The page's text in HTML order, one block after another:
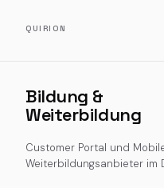
QUIRION
Bildung &
Weiterbildung
Customer Portal und
Weiterbildungsanbieter im